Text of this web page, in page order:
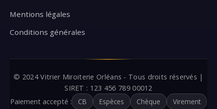
Mentions légales
Conditions générales
© 2024 Vitrier Miroiterie Orléans - Tous droits réservés |
SIRET : 123 456 789 00012
Paiement accepté :
CB Espèces Chèque Virement